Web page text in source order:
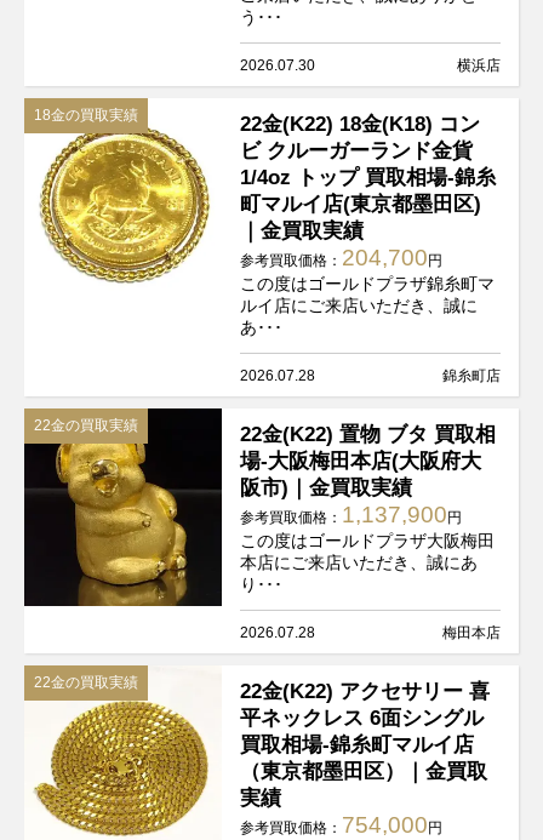
う･･･
2026.07.30 横浜店
18金の買取実績
22金(K22) 18金(K18) コン
ビ クルーガーランド金貨
1/4oz トップ 買取相場-錦糸
町マルイ店(東京都墨田区)
｜金買取実績
参考買取価格： 204,700 円
この度はゴールドプラザ錦糸町マ
ルイ店にご来店いただき、誠に
あ･･･
2026.07.28 錦糸町店
22金の買取実績
22金(K22) 置物 ブタ 買取相
場-大阪梅田本店(大阪府大
阪市)｜金買取実績
参考買取価格： 1,137,900 円
この度はゴールドプラザ大阪梅田
本店にご来店いただき、誠にあ
り･･･
2026.07.28 梅田本店
22金の買取実績
22金(K22) アクセサリー 喜
平ネックレス 6面シングル
買取相場-錦糸町マルイ店
（東京都墨田区）｜金買取
実績
参考買取価格： 754,000 円